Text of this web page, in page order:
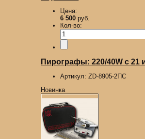
Цена:
6 500 руб.
Кол-во:
Пирографы: 220/40W с 21
Артикул: ZD-8905-2ПС
Новинка